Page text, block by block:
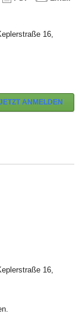
16,
ANMELDEN
16,